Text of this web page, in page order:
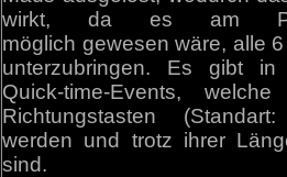
wirkt, da es am
möglich gewesen wäre, alle
unterzubringen. Es gibt
Quick-time-Events,
Richtungstasten
werden und trotz ihrer
sind.